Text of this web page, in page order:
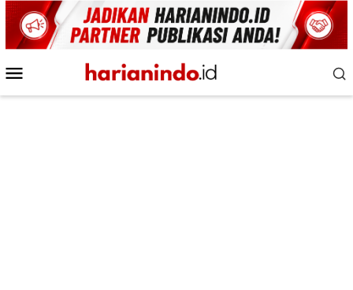
Loncat
ke
konten
Mobile